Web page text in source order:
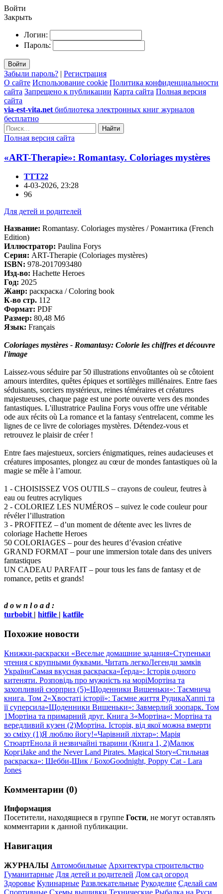
Войти
Закрыть
Логин:
Пароль:
Войти
Забыли пароль? | Регистрация
О сайте Использование cookie Политика конфиденциальности
сайта Запрещено к публикации Карта сайта Полная версия
сайта
via-est-vita.net библиотека электронных книг журналов
бесплатно
Найти
Полная версия сайта
«ART-Therapie»: Romantasy. Coloriages mystères
TTT22
4-03-2026, 23:28
96
Для детей и родителей
Название: Romantasy. Coloriages mystères / Романтика (French
Edition)
Иллюстратор: Paulina Forys
Серия: ART-Therapie (Coloriages mystères)
ISBN: 978-2017093480
Изд-во: Hachette Heroes
Год: 2025
Жанр: раскраска / Coloring book
К-во стр. 112
Формат: PDF
Размер: 80,48 Мб
Язык: Français
Coloriages mystères - Romantasy: Colorie les chiffres et découvre
l'image
Laissez-vous séduire par 50 illustrations envoûtantes où se côtoient
amours interdites, quêtes épiques et sortilèges millénaires. Entre faes
séduisants, sorciers mystérieux, reines téméraires et créatures
majestueuses, chaque page est une porte ouverte vers des mondes
fantastiques. L'illustratrice Paulina Forys vous offre une véritable
ode aux récits où La romance et la fantasy s'entrelacent, comme les
lignes de ce livre de coloriages mystères. Détendez-vous et
retrouvez le plaisir de créer !
Entre faes majestueux, sorciers énigmatiques, reines audacieuses et
créatures imposantes, plongez au cœur de mondes fantastiques où la
magie se mêle à l’amour.
1 - CHOISISSEZ VOS OUTILS – crayons de couleur, feutres à
eau ou feutres acryliques
2 - COLORIEZ LES NUMÉROS – suivez le code couleur pour
révéler l’illustration
3 - PROFITEZ – d’un moment de détente avec les livres de
coloriage Hachette Heroes
50 COLORIAGES – pour des heures d’évasion créative
GRAND FORMAT – pour une immersion totale dans des univers
fantastiques
UN CADEAU PARFAIT – pour tous les fans de fantasy et de
romance, petits et grands!
d o w n l o a d :
turbobit | hitfile | katfile
Похожие новости
Книжки-раскраски «Веселые домашние задания»Ступеньки
чтения с крупными буквами. Читать легкоЛегенди замків
УкраїниСамая вкусная раскраска«Ґерда»: Історія одного
китеняти. Розповідь про мужність на моріМортіна та
захопливий сюрприз (5)«Щоденники Вишеньки»: Таємнича
книга. Том 2«Хвостаті історії»: Таємне життя РудикаХаппі та
її суперсила«Щоденники Вишеньки»: Завмерлий зоопарк. Том
1Мортіна та примарний друг. Книга 3«Мортіна»: Мортіна та
вередливий кузен (2)Мортіна. Історія, від якої можна вмерти
зо сміху (1)Я люблю йогу!«Чарівний ліхтар»: Марія
СтюартЕнола й незвичайні тварини (Книга 1, 2)Малюк
КоргіJake and the Never Land Pirates. Magical Story«Стильная
раскраска»: Шебби-Шик / БохоGoodnight, Poppy Cat - Lara
Jones
Комментарии (0)
Информация
Посетители, находящиеся в группе Гости, не могут оставлять
комментарии к данной публикации.
Навигация
ЖУРНАЛЫ Автомобильные Архитектура строительство
Гуманитарные Для детей и родителей Дом сад огород
Здоровье Кулинарные Развлекательные Рукоделие Сделай сам
Спортивные Схемы вышивки Технические Рыбалка на Руси